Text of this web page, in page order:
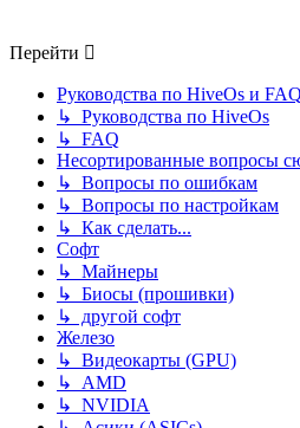
Перейти
Руководства по HiveOs и FAQ
↳ Руководства по HiveOs
↳ FAQ
Несортированные вопросы
↳ Вопросы по ошибкам
↳ Вопросы по настройкам
↳ Как сделать...
Софт
↳ Майнеры
↳ Биосы (прошивки)
↳ другой софт
Железо
↳ Видеокарты (GPU)
↳ AMD
↳ NVIDIA